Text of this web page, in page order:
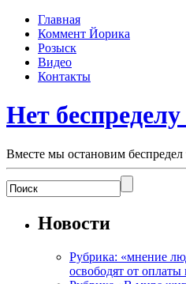
Главная
Коммент Йорика
Розыск
Видео
Контакты
Нет беспределу
Вместе мы остановим беспредел
Новости
Рубрика: «мнение
освободят от